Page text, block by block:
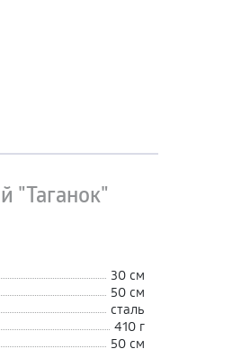
"Таганок"
30 см
50 см
сталь
410 г
50 см